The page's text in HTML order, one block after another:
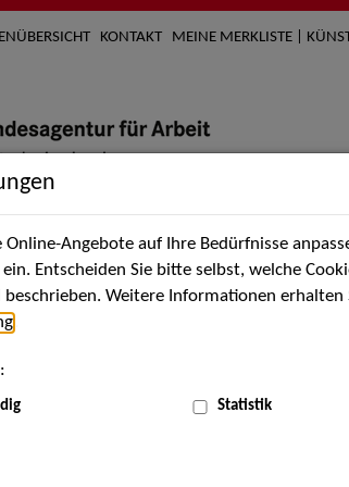
KONTAKT MEINE MERKLISTE |
Künstler*innen Über uns
Angebote auf Ihre Bedürfnisse
Entscheiden Sie bitte selbst, welche
Weitere Informationen erhalten
Statistik